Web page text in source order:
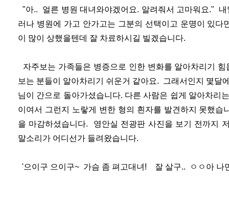
"아.. 얼른 병원 대녀와야겠어요. 알려줘서 고마워요."
러나 병원에 가고 안가고는 그분의 선택이고 운명이 있
이 많이 상했을텐데 잘 차료하시길 빌겠습니다.
자주보는 가족들은 병증으로 인한 변화를 알아차리기
보는 분들이 알아차리기 쉬운거 같아요. 그래서인지 몇달
님이 간으로 돌아가셨습니다. 다른 사람은 쉽게 알아차리
이여서 그런지 노랗게 변한 형의 흰자를 발견하지 못했
을 마감하셨습니다. 영안실 전광판 사진을 보기 전까지
말소리가 어디선가 들려왔습니다.
'으이구 으이구~ 가슴 좀 펴고대녀! 잘 살구.. ㅇㅇ아 나